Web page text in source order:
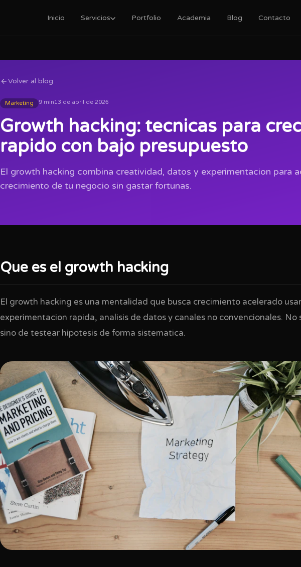
Inicio Servicios Portfolio Academia Blog Contacto
Volver al blog
Marketing 9 min13 de abril de 2026
Growth hacking: tecnicas para
rapido con bajo presupuesto
El growth hacking combina creatividad, datos y experimentacion para
crecimiento de tu negocio sin gastar fortunas.
Que es el growth hacking
El growth hacking es una mentalidad que busca crecimiento acelerado
experimentacion rapida, analisis de datos y canales no convencionales.
sino de testear hipotesis de forma sistematica.